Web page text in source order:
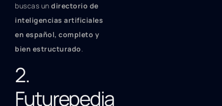
buscas un directorio de
inteligencias artificiales
en español, completo y
bien estructurado.
2.
Futurepedia